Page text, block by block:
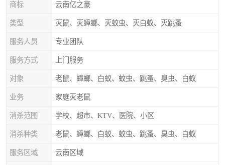
商标 云南亿之豪
类型 灭鼠、灭蟑螂、灭蚊虫、灭白蚁、灭跳蚤
服务人员 专业团队
服务方式 上门服务
对象 老鼠、蟑螂、白蚁、蚊虫、跳蚤、臭虫、白蚁
业务 家庭灭老鼠
消杀范围 学校、超市、KTV、医院、小区
消杀种类 老鼠、蟑螂、白蚁、蚊虫、跳蚤、臭虫、白蚁
服务区域 云南区域